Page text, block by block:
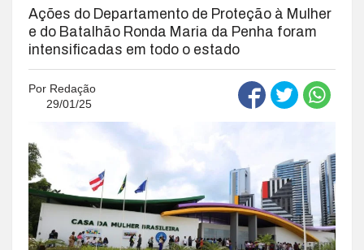
Ações do Departamento de Proteção à Mulher
e do Batalhão Ronda Maria da Penha foram
intensificadas em todo o estado
Por Redação
29/01/25